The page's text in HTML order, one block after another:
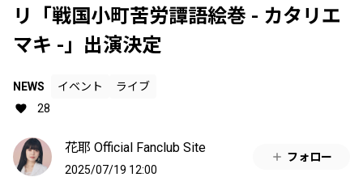
リ「戦国小町苦労譚語絵巻 - カタリエ
マキ -」出演決定
NEWS イベント
ライブ
28
花耶 Official Fanclub Site
2025/07/19 12:00
フォロー